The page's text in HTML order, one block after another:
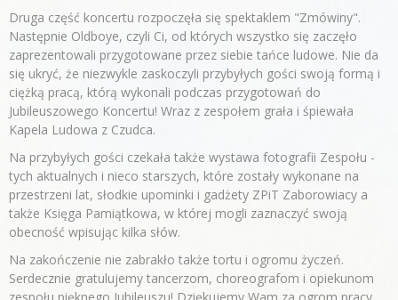
Druga część koncertu rozpoczęła się spektaklem "Zmówiny".
Następnie Oldboye, czyli Ci, od których wszystko się zaczęło
zaprezentowali przygotowane przez siebie tańce ludowe. Nie da
się ukryć, że niezwykle zaskoczyli przybyłych gości swoją formą i
ciężką pracą, którą wykonali podczas przygotowań do
Jubileuszowego Koncertu! Wraz z zespołem grała i śpiewała
Kapela Ludowa z Czudca.
Na przybyłych gości czekała także wystawa fotografii Zespołu -
tych aktualnych i nieco starszych, które zostały wykonane na
przestrzeni lat, słodkie upominki i gadżety ZPiT Zaborowiacy a
także Księga Pamiątkowa, w której mogli zaznaczyć swoją
obecność wpisując kilka słów.
Na zakończenie nie zabrakło także tortu i ogromu życzeń.
Serdecznie gratulujemy tancerzom, choreografom i opiekunom
zespołu pięknego Jubileuszu! Dziękujemy Wam za ogrom pracy